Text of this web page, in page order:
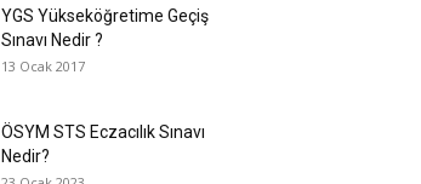
YGS Yükseköğretime Geçiş
Sınavı Nedir ?
13 Ocak 2017
ÖSYM STS Eczacılık Sınavı
Nedir?